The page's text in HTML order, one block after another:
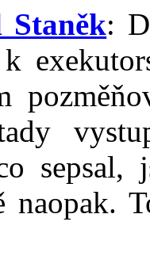
Staněk:
sepsal,
naopak.